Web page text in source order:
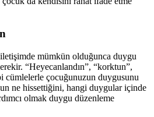
mümkün olduğunca duygu
“Heyecanlandın”, “korktun”,
cümlelerle çocuğunuzun duygusunu
ne hissettiğini, hangi duygular içinde
olmak duygu düzenleme